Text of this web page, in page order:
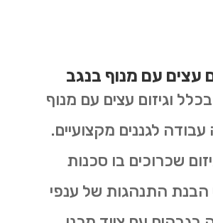
עצים עם מנוף בנגב
בכלל וגיזום עצים עם מנוף
לגננים מקצועיים.
שכרוכים בו סכנות
הבנת התנהגות של ענפי